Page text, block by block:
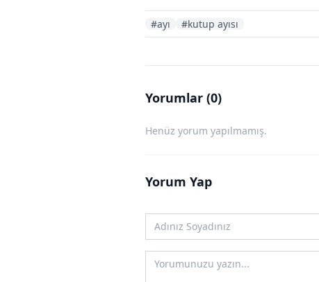
#ayı #kutup ayısı
Yorumlar (0)
Henüz yorum yapılmamış.
Yorum Yap